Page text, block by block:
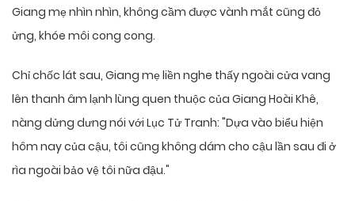
Giang mẹ nhìn nhìn, không cầm được vành mắt cũng đỏ
ửng, khóe môi cong cong.
Chỉ chốc lát sau, Giang mẹ liền nghe thấy ngoài cửa vang
lên thanh âm lạnh lùng quen thuộc của Giang Hoài Khê,
nàng dửng dưng nói với Lục Tử Tranh: "Dựa vào biểu hiện
hôm nay của cậu, tôi cũng không dám cho cậu lần sau đi ở
rìa ngoài bảo vệ tôi nữa đậu."